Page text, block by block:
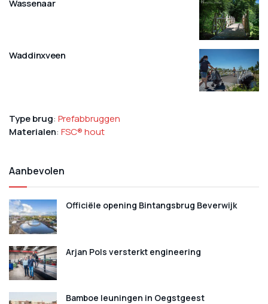
Wassenaar
Waddinxveen
Type brug: Prefabbruggen
Materialen: FSC® hout
Aanbevolen
Officiële opening Bintangsbrug Beverwijk
Arjan Pols versterkt engineering
Bamboe leuningen in Oegstgeest